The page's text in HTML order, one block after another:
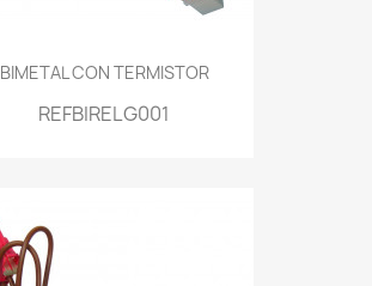
BIMETAL CON TERMISTOR
REFBIRELG001